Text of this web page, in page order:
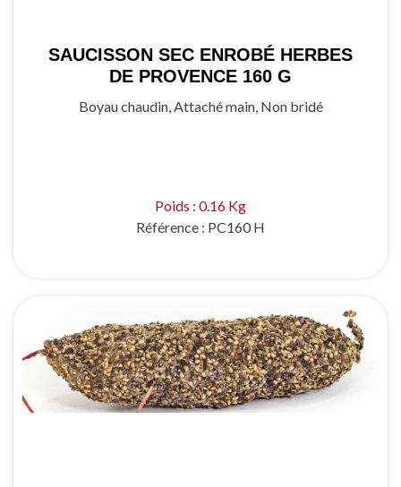
SAUCISSON SEC ENROBÉ HERBES
DE PROVENCE 160 G
Boyau chaudin, Attaché main, Non bridé
Poids : 0.16 Kg
Référence : PC160 H